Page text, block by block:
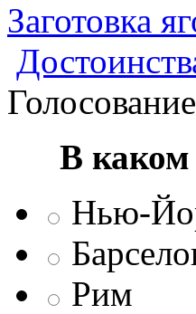
Заготовка
Голосование
В каком
Нью-
Рим